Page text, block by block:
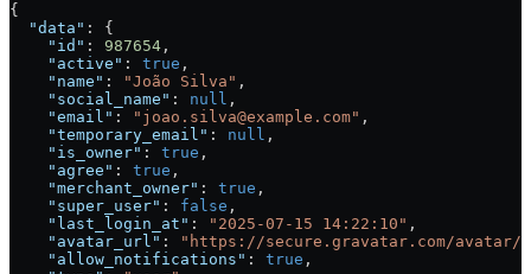
{
  "data"
: {
    "id"
: 987654 ,
    "active"
: true ,
    "name"
: "João Silva" ,
    "social_name"
: null ,
    "email"
: "joao.silva@example.com" ,
    "temporary_email"
: null ,
    "is_owner"
: true ,
    "agree"
: true ,
    "merchant_owner"
: true ,
    "super_user"
: false ,
    "last_login_at"
: "2025-07-15 14:22:10" ,
    "avatar_url"
:
"https://secure.gravatar.com/avatar/
    "allow_notifications"
: true ,